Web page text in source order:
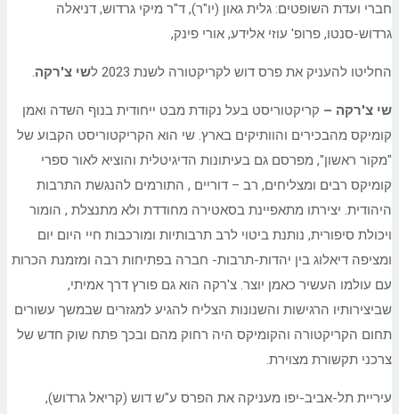
חברי ועדת השופטים: גלית גאון (יו"ר), ד"ר מיקי גרדוש, דניאלה
גרדוש-סנטו, פרופ' עוזי אלידע, אורי פינק,
החליטו להעניק את פרס דוש לקריקטורה לשנת 2023 ל שי צ'רקה.
שי צ'רקה – קריקטוריסט בעל נקודת מבט ייחודית בנוף השדה ואמן
קומיקס מהבכירים והוותיקים בארץ. שי הוא הקריקטוריסט הקבוע של
"מקור ראשון", מפרסם גם בעיתונות הדיגיטלית והוציא לאור ספרי
קומיקס רבים ומצליחים, רב – דוריים , התורמים להנגשת התרבות
היהודית. יצירתו מתאפיינת בסאטירה מחודדת ולא מתנצלת , הומור
ויכולת סיפורית, נותנת ביטוי לרב תרבותיות ומורכבות חיי היום יום
ומציפה דיאלוג בין יהדות-תרבות- חברה בפתיחות רבה ומזמנת הכרות
עם עולמו העשיר כאמן יוצר. צ'רקה הוא גם פורץ דרך אמיתי,
שביצירותיו הרגישות והשנונות הצליח להגיע למגזרים שבמשך עשורים
תחום הקריקטורה והקומיקס היה רחוק מהם ובכך פתח שוק חדש של
צרכני תקשורת מצוירת.
עיריית תל-אביב-יפו מעניקה את הפרס ע"ש דוש (קריאל גרדוש),